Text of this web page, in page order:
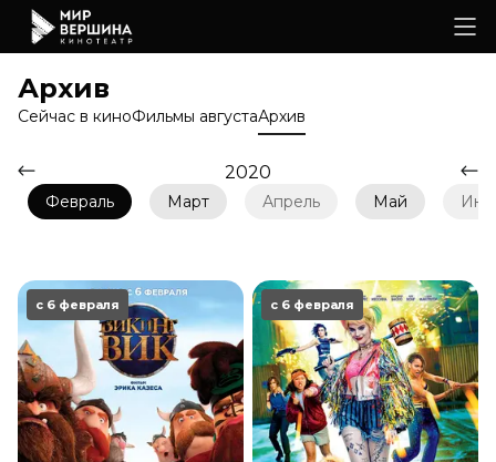
Архив
Сейчас в киноФильмы августаАрхив
2020
Февраль Март Апрель Май
с 6 февраля с 6 февраля